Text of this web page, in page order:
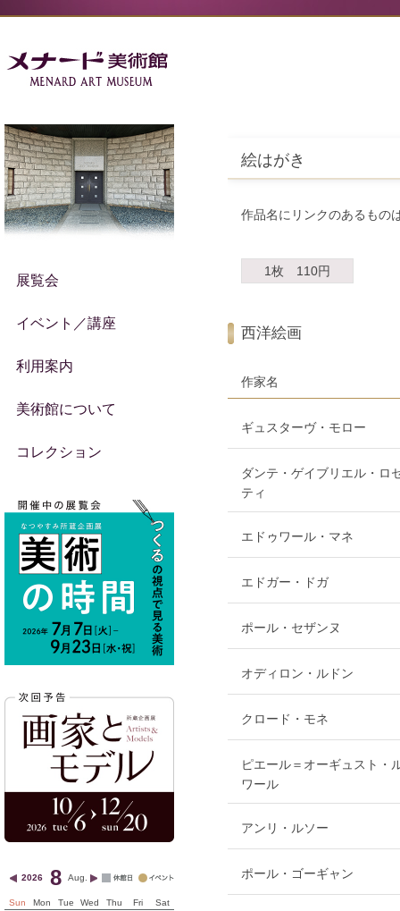
絵はがき
作品名にリンクのあるもの
1枚 110円
西洋絵画
作家名
ギュスターヴ・モロー
ダンテ・ゲイブリエル・ロ
ティ
エドゥワール・マネ
エドガー・ドガ
ポール・セザンヌ
オディロン・ルドン
クロード・モネ
ピエール＝オーギュスト・
ワール
アンリ・ルソー
ポール・ゴーギャン
展覧会
イベント／講座
利用案内
美術館について
コレクション
2026 8 Aug.
Sun Mon Tue Wed Thu Fri
Sat